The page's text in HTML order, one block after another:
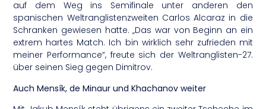
auf dem Weg ins Semifinale unter anderen den
spanischen Weltranglistenzweiten Carlos Alcaraz in die
Schranken gewiesen hatte. „Das war von Beginn an ein
extrem hartes Match. Ich bin wirklich sehr zufrieden mit
meiner Performance“, freute sich der Weltranglisten-27.
über seinen Sieg gegen Dimitrov.
Auch Mensík, de Minaur und Khachanov weiter